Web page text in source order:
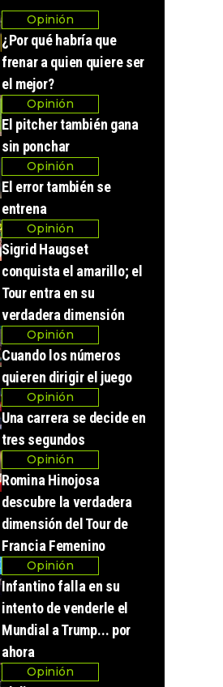
Opinión
¿Por qué habría que
frenar a quien quiere ser
el mejor?
Opinión
El pitcher también gana
sin ponchar
Opinión
El error también se
entrena
Opinión
Sigrid Haugset
conquista el amarillo; el
Tour entra en su
verdadera dimensión
Opinión
Cuando los números
quieren dirigir el juego
Opinión
Una carrera se decide en
tres segundos
Opinión
Romina Hinojosa
descubre la verdadera
dimensión del Tour de
Francia Femenino
Opinión
Infantino falla en su
intento de venderle el
Mundial a Trump... por
ahora
Opinión